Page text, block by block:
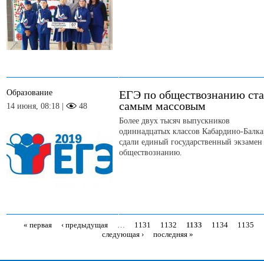
Образование
14 июня, 08:18 |
48
ЕГЭ по обществознанию
самым массовым
Более двух тысяч выпускников
одиннадцатых классов Кабардино-
сдали единый государственный
обществознанию.
Страницы
« первая ‹ предыдущая 1131 1132 1133 1134 1135
следующая ›
последняя »